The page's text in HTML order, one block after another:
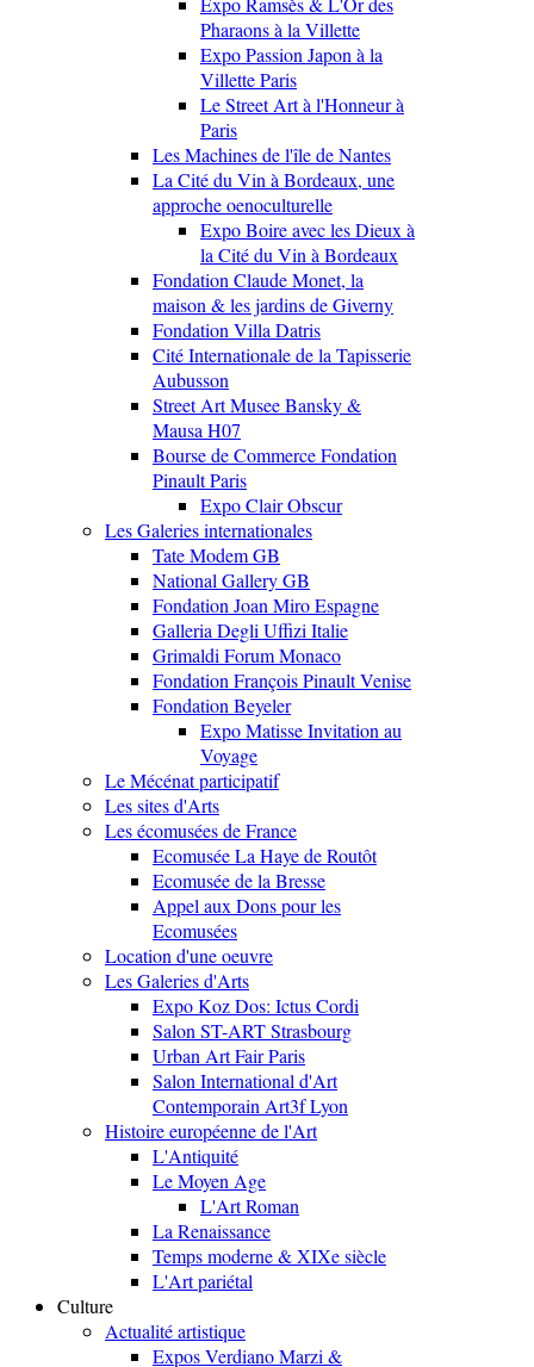
Pharaons à la Villette
Expo Passion Japon à la
Villette Paris
Le Street Art à l'Honneur à
Paris
Les Machines de l'île de Nantes
La Cité du Vin à Bordeaux, une
approche oenoculturelle
Expo Boire avec les Dieux à
la Cité du Vin à Bordeaux
Fondation Claude Monet, la
maison & les jardins de Giverny
Fondation Villa Datris
Cité Internationale de la Tapisserie
Aubusson
Street Art Musee Bansky &
Mausa H07
Bourse de Commerce Fondation
Pinault Paris
Expo Clair Obscur
Les Galeries internationales
Tate Modem GB
National Gallery GB
Fondation Joan Miro Espagne
Galleria Degli Uffizi Italie
Grimaldi Forum Monaco
Fondation François Pinault Venise
Fondation Beyeler
Expo Matisse Invitation au
Voyage
Le Mécénat participatif
Les sites d'Arts
Les écomusées de France
Ecomusée La Haye de Routôt
Ecomusée de la Bresse
Appel aux Dons pour les
Ecomusées
Location d'une oeuvre
Les Galeries d'Arts
Expo Koz Dos: Ictus Cordi
Salon ST-ART Strasbourg
Urban Art Fair Paris
Salon International d'Art
Contemporain Art3f Lyon
Histoire européenne de l'Art
L'Antiquité
Le Moyen Age
L'Art Roman
La Renaissance
Temps moderne & XIXe siècle
L'Art pariétal
Culture
Actualité artistique
Expos Verdiano Marzi &